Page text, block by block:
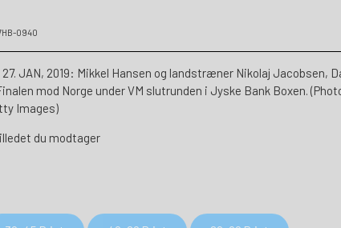
0940
27. JAN, 2019: Mikkel Hansen og landstræner Nikolaj Jacobsen,
mod Norge under VM slutrunden i Jyske Bank Boxen.
Images)
du modtager